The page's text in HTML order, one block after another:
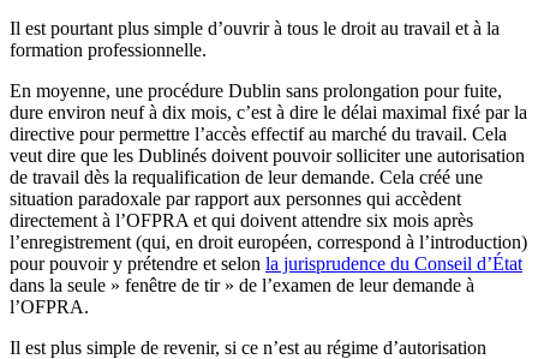
Il est pourtant plus simple d’ouvrir à tous le droit au travail et à la
formation professionnelle.
En moyenne, une procédure Dublin sans prolongation pour fuite,
dure environ neuf à dix mois, c’est à dire le délai maximal fixé par la
directive pour permettre l’accès effectif au marché du travail. Cela
veut dire que les Dublinés doivent pouvoir solliciter une autorisation
de travail dès la requalification de leur demande. Cela créé une
situation paradoxale par rapport aux personnes qui accèdent
directement à l’OFPRA et qui doivent attendre six mois après
l’enregistrement (qui, en droit européen, correspond à l’introduction)
pour pouvoir y prétendre et selon la jurisprudence du Conseil d’État
dans la seule » fenêtre de tir » de l’examen de leur demande à
l’OFPRA.
Il est plus simple de revenir, si ce n’est au régime d’autorisation